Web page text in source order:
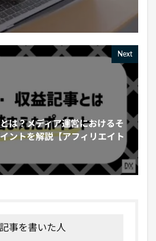
Next
は？メディア運営におけるそ
ントを解説【アフィリエイト
事を書いた人